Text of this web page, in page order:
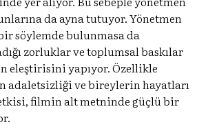
da ayna tutuyor. Yönetmen
söylemde bulunmasa da
zorluklar ve toplumsal baskılar
eleştirisini yapıyor. Özellikle
adaletsizliği ve bireylerin hayatları
filmin alt metninde güçlü bir